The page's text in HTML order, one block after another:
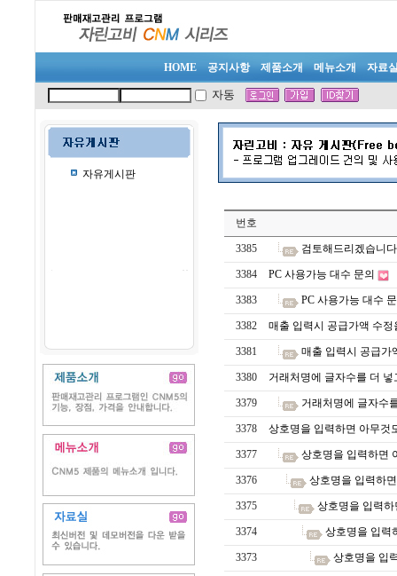
HOME 공지사항 제품소개 메뉴소개 자료
자동
자유게시판
번호
3385 검토해드리겠습니
3384 PC 사용가능 대수 문의
3383 PC 사용가능 대수
3382 매출 입력시 공급가액 수
3381 매출 입력시 공급가
3380 거래처명에 글자수를 더 넣
3379 거래처명에 글자수
3378 상호명을 입력하면 아무것
3377 상호명을 입력하면
3376 상호명을 입력하
3375 상호명을 입력
3374 상호명을 입력
3373 상호명을 입